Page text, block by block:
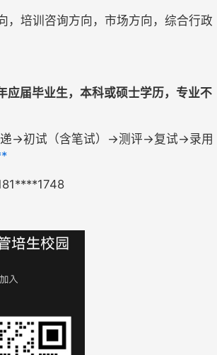
，培训咨询方向，市场方向，综合行政
应届毕业生，本科或硕士学历，专业不
递→初试（含笔试）→测评→复试→录用